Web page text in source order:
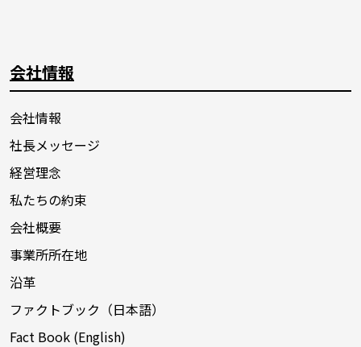
会社情報
会社情報
社長メッセージ
経営理念
私たちの約束
会社概要
事業所所在地
沿革
ファクトブック（日本語）
Fact Book (English)